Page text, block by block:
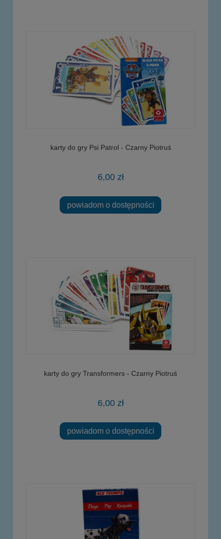
karty do gry Psi Patrol - Czarny Piotruś
6,00 zł
powiadom o dostępności
karty do gry Transformers - Czarny Piotruś
6,00 zł
powiadom o dostępności